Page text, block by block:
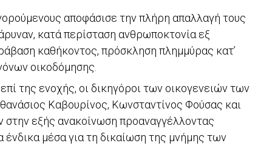
αποφάσισε την πλήρη απαλλαγή τους
κατά περίσταση ανθρωποκτονία εξ
καθήκοντος, πρόσκληση πλημμύρας κατ’
οικοδόμησης.
της ενοχής, οι δικηγόροι των οικογενειών των
Καβουρίνος, Κωνσταντίνος Φούσας και
εξής ανακοίνωση προαναγγέλλοντας
ένδικα μέσα για τη δικαίωση της μνήμης των